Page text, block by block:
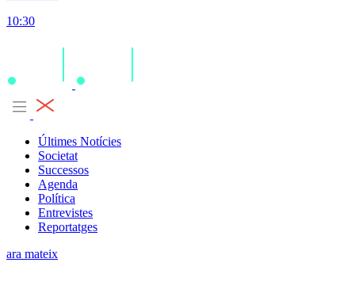
10:30
Últimes Notícies
Societat
Successos
Agenda
Política
Entrevistes
Reportatges
ara mateix